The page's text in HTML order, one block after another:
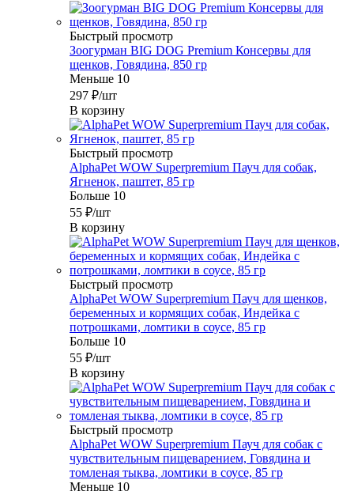
Быстрый просмотр
Зоогурман BIG DOG Premium Консервы для
щенков, Говядина, 850 гр
Меньше 10
297 ₽/шт
В корзину
Быстрый просмотр
AlphaPet WOW Superpremium Пауч для собак,
Ягненок, паштет, 85 гр
Больше 10
55 ₽/шт
В корзину
Быстрый просмотр
AlphaPet WOW Superpremium Пауч для щенков,
беременных и кормящих собак, Индейка с
потрошками, ломтики в соусе, 85 гр
Больше 10
55 ₽/шт
В корзину
Быстрый просмотр
AlphaPet WOW Superpremium Пауч для собак с
чувствительным пищеварением, Говядина и
томленая тыква, ломтики в соусе, 85 гр
Меньше 10